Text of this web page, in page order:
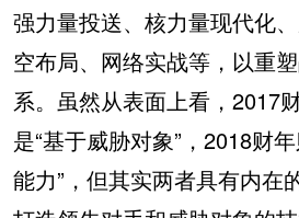
强力量投送、核力量现代化
空布局、网络实战等，以重
系。虽然从表面上看，2017
是“基于威胁对象”，2018财
能力”，但其实两者具有内在